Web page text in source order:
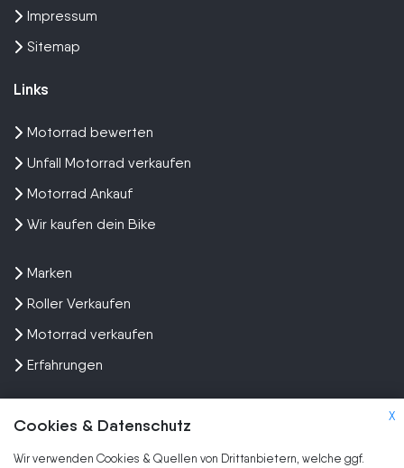
X
Cookies & Datenschutz
Wir verwenden Cookies & Quellen von Drittanbietern, welche ggf.
Impressum
Sitemap
Links
Motorrad bewerten
Unfall Motorrad verkaufen
Motorrad Ankauf
Wir kaufen dein Bike
Marken
Roller Verkaufen
Motorrad verkaufen
Erfahrungen